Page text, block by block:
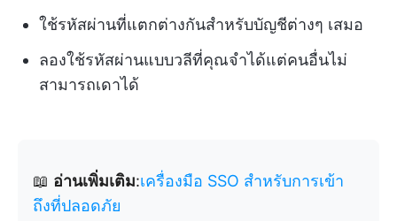
ใช้รหัสผ่านที่แตกต่างกันสำหรับบัญชีต่างๆ เสมอ
ลองใช้รหัสผ่านแบบวลีที่คุณจำได้แต่คนอื่นไม่
สามารถเดาได้
📖 อ่านเพิ่มเติม:เครื่องมือ SSO สำหรับการเข้า
ถึงที่ปลอดภัย